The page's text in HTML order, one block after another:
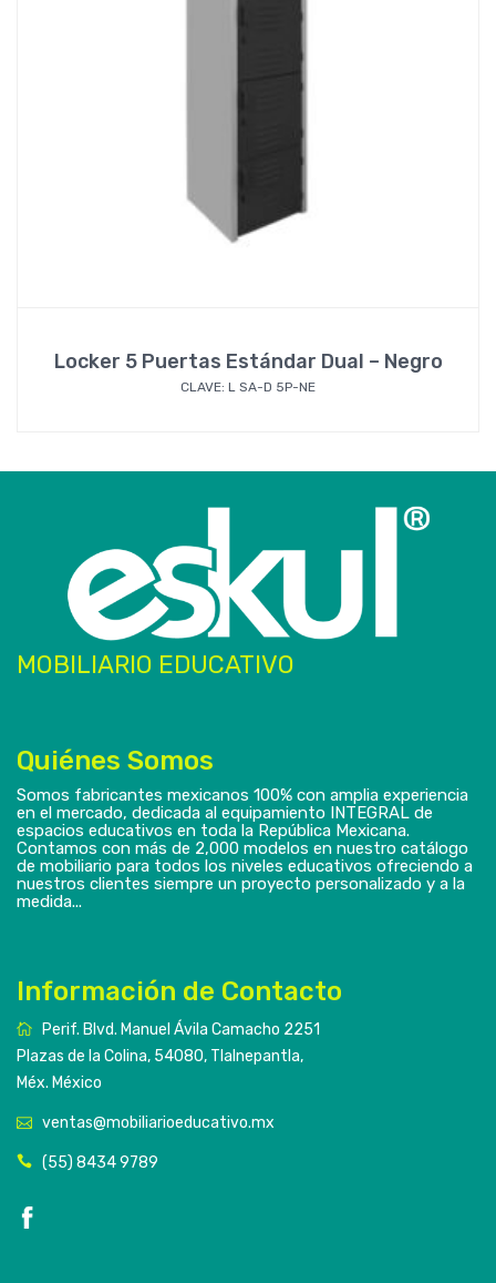
Locker 5 Puertas Estándar Dual – Negro
CLAVE: L SA-D 5P-NE
MOBILIARIO EDUCATIVO
Quiénes Somos
Somos fabricantes mexicanos 100% con amplia experiencia
en el mercado, dedicada al equipamiento INTEGRAL de
espacios educativos en toda la República Mexicana.
Contamos con más de 2,000 modelos en nuestro catálogo
de mobiliario para todos los niveles educativos ofreciendo a
nuestros clientes siempre un proyecto personalizado y a la
medida...
Información de Contacto
Perif. Blvd. Manuel Ávila Camacho 2251
Plazas de la Colina, 54080, Tlalnepantla,
Méx. México
ventas@mobiliarioeducativo.mx
(55) 8434 9789